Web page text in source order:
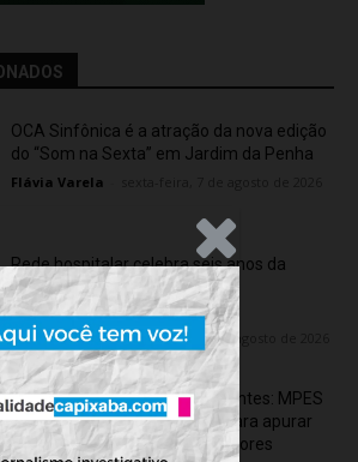
OCA Sinfônica é a atração da nova edição
do “Som na Sexta” em Jardim da Penha
Flávia Varela
Rede hospitalar celebra seis anos da
cirurgia robótica com 1.845
procedimentos
Flávia Varela - quinta-feira, 6 de agosto de 2026
Transporte particular de pacientes: MPES
aciona Câmara de Anchieta para apurar
possível uso político de assessores